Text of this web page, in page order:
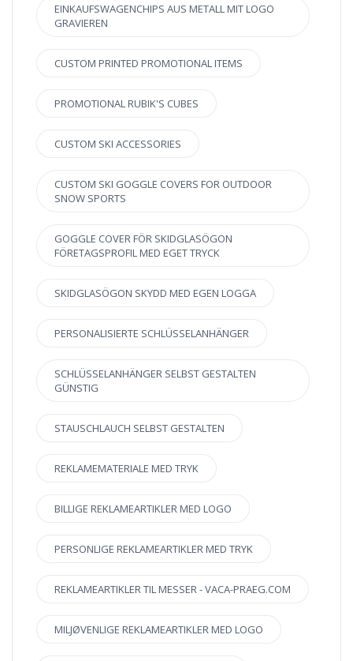
EINKAUFSWAGENCHIPS AUS METALL MIT LOGO
GRAVIEREN
CUSTOM PRINTED PROMOTIONAL ITEMS
PROMOTIONAL RUBIK'S CUBES
CUSTOM SKI ACCESSORIES
CUSTOM SKI GOGGLE COVERS FOR OUTDOOR
SNOW SPORTS
GOGGLE COVER FÖR SKIDGLASÖGON
FÖRETAGSPROFIL MED EGET TRYCK
SKIDGLASÖGON SKYDD MED EGEN LOGGA
PERSONALISIERTE SCHLÜSSELANHÄNGER
SCHLÜSSELANHÄNGER SELBST GESTALTEN
GÜNSTIG
STAUSCHLAUCH SELBST GESTALTEN
REKLAMEMATERIALE MED TRYK
BILLIGE REKLAMEARTIKLER MED LOGO
PERSONLIGE REKLAMEARTIKLER MED TRYK
REKLAMEARTIKLER TIL MESSER - VACA-PRAEG.COM
MILJØVENLIGE REKLAMEARTIKLER MED LOGO